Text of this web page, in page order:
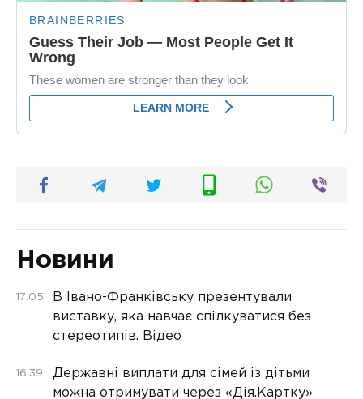
Новини
17:05
В Івано-Франківську презентували
виставку, яка навчає спілкуватися без
стереотипів. Відео
16:39
Державні виплати для сімей із дітьми
можна отримувати через «Дія.Картку»